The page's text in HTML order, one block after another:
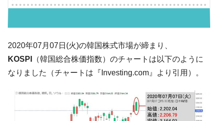
韓国「2026年07月の輸出入」絶好調。半導
体だけで410億ドル、輸出全体の41％もある
や、若者に起業させよう」⇒ どんな雇用対策だソレ。
『Money1』
【韓国の外貨準備】2026年07月は4,279億ド
ル。外平債の発行「19.4億ドル」
2020年07月07日(火)の韓国株式市場が締まり、
KOSPI
（韓国総合株価指数）のチャートは以下のように
なりました（チャートは『Investing.com』より引用）。